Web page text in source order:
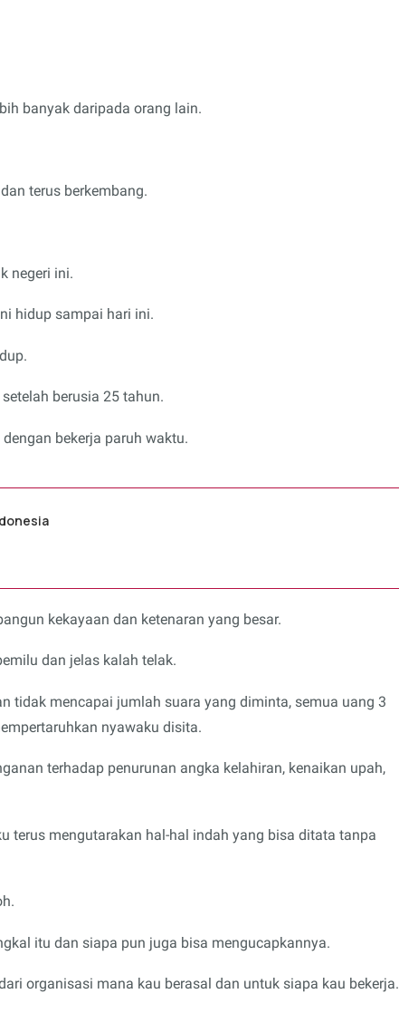
banyak daripada orang lain.
terus berkembang.
negeri ini.
hidup sampai hari ini.
berusia 25 tahun.
bekerja paruh waktu.
kekayaan dan ketenaran yang besar.
dan jelas kalah telak.
tidak mencapai jumlah suara yang diminta, semua uang 3
nyawaku disita.
terhadap penurunan angka kelahiran, kenaikan upah,
terus mengutarakan hal-hal indah yang bisa ditata tanpa
itu dan siapa pun juga bisa mengucapkannya.
organisasi mana kau berasal dan untuk siapa kau bekerja.